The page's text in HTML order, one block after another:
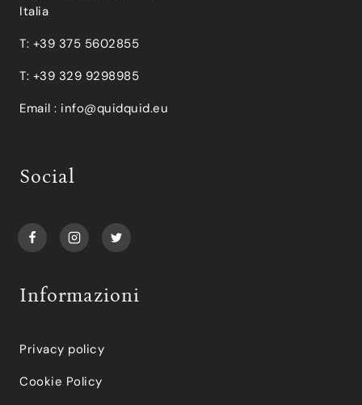
Italia
T: +39 375 5602855
T: +39 329 9298985
Email : info@quidquid.eu
Social
Informazioni
Privacy policy
Cookie Policy